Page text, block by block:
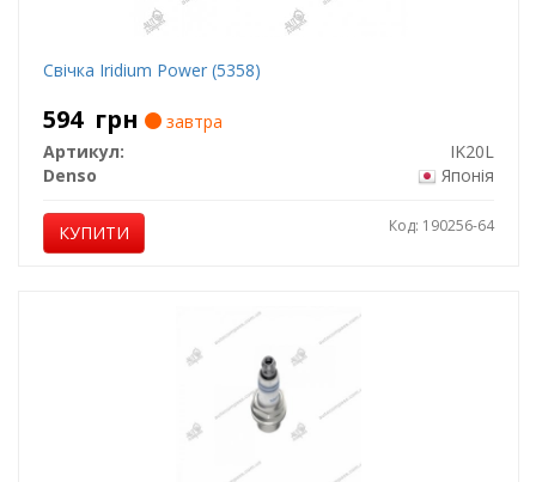
Свічка Iridium Power (5358)
594 грн
завтра
Артикул:
IK20L
Denso
Японія
КУПИТИ Код: 190256-64